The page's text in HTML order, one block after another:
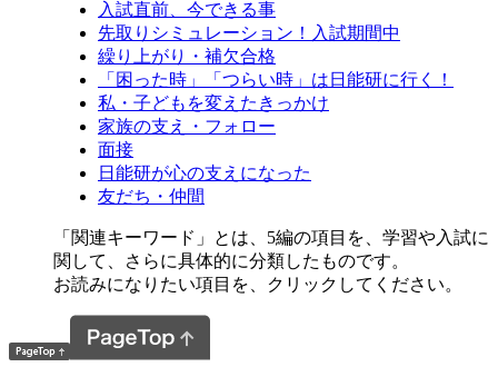
入試直前、今できる事
先取りシミュレーション！入試期間中
繰り上がり・補欠合格
「困った時」「つらい時」は日能研に行く！
私・子どもを変えたきっかけ
家族の支え・フォロー
面接
日能研が心の支えになった
友だち・仲間
「関連キーワード」とは、5編の項目を、学習や入試に
関して、さらに具体的に分類したものです。
お読みになりたい項目を、クリックしてください。